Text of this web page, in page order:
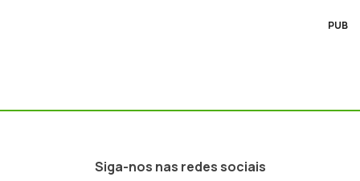
PUB
Siga-nos nas redes sociais